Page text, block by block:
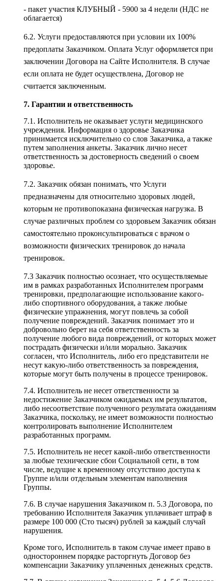
- пакет участия КЛУБНЫЙ - 5900 за 4 недели (НДС не
облагается)
6.2. Услуги предоставляются при условии их 100%
предоплаты Заказчиком. Оплата Услуг оформляется при
заключении Договора на Сайте Исполнителя. В случае
если оплата не будет осуществлена, Договор не
считается заключенным.
7. Гарантии и ответственность
7.1. Исполнитель не оказывает услуги медицинского
учреждения. Информация о здоровье Заказчика
принимается исключительно со слов Заказчика, а также
путем заполнения анкеты. Заказчик лично несет
ответственность за достоверность сведений о своем
здоровье.
7.2. Заказчик обязан понимать, что Услуги
предназначены для относительно здоровых людей,
которым не противопоказана физическая нагрузка. В
случае различных проблем со здоровьем Заказчик обязан
самостоятельно проконсультироваться с врачом о
возможности физических тренировок до начала
тренировок.
7.3 Заказчик полностью осознает, что осуществляемые
им в рамках разработанных Исполнителем программ
тренировки, предполагающие использование какого-
либо спортивного оборудования, а также любые
физические упражнения, могут повлечь за собой
получение повреждений. Заказчик понимает это и
добровольно берет на себя ответственность за
получение любого вида повреждений, от которых может
пострадать физически и/или морально. Заказчик
согласен, что Исполнитель, либо его представители не
несут какую-либо ответственность за повреждения,
которые могут быть получены в процессе тренировок.
7.4. Исполнитель не несет ответственности за
недостижение Заказчиком ожидаемых им результатов,
либо несоответствие полученного результата ожиданиям
Заказчика, поскольку, не имеет возможности полностью
контролировать выполнение Исполнителем
разработанных программ.
7.5. Исполнитель не несет какой-либо ответственности
за любые технические сбои Социальной сети, в том
числе, ведущие к временному отсутствию доступа к
Группе и/или отдельным элементам наполнения
Группы.
7.6. В случае нарушения Заказчиком п. 5.3 Договора, по
требованию Исполнителя Заказчик уплачивает штраф в
размере 100 000 (Сто тысяч) рублей за каждый случай
нарушения.
Кроме того, Исполнитель в таком случае имеет право в
одностороннем порядке расторгнуть Договор без
компенсации Заказчику уплаченных денежных средств.